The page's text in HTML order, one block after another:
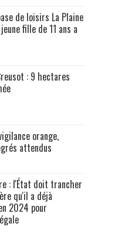
de loisirs La Plaine
fille de 11 ans a
: 9 hectares
orange,
attendus
: l'État doit trancher
qu'il a déjà
2024 pour